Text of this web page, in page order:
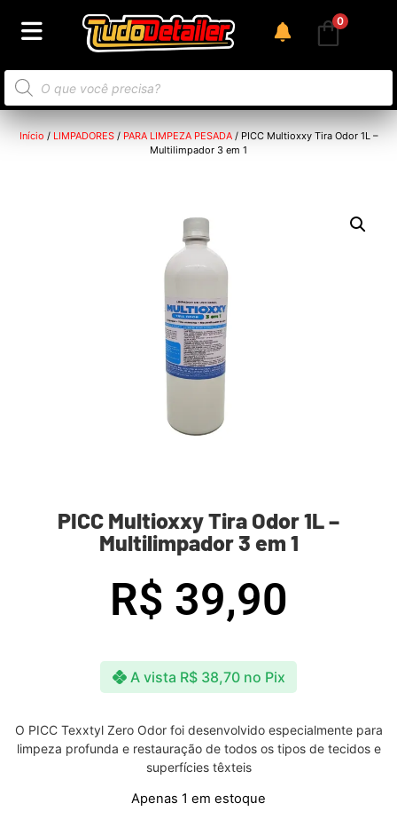
0
Início / LIMPADORES/ PARA LIMPEZA PESADA/ PICC Multioxxy Tira Odor 1L –
Multilimpador 3 em 1
PICC Multioxxy Tira Odor 1L –
Multilimpador 3 em 1
R$ 39,90
A vista R$38,70 no Pix
O PICC Texxtyl Zero Odor foi desenvolvido especialmente para
limpeza profunda e restauração de todos os tipos de tecidos e
superfícies têxteis
Apenas 1 em estoque